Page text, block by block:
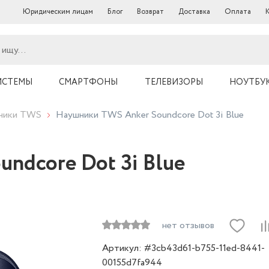
Юридическим лицам Блог Возврат Доставка Оплата
СМАРТФОНЫ ТЕЛЕВИЗОРЫ
TWS Наушники TWS Anker Soundcore Dot 3i Blue
Dot 3i Blue
нет отзывов
Артикул: #3cb43d61-b755-11ed-8441-
00155d7fa944